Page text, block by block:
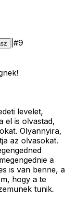
#9
levelet,
el is olvastad,
Olyannyira,
az olvasokat.
a
is van benne, a
hogy a te
tunik.